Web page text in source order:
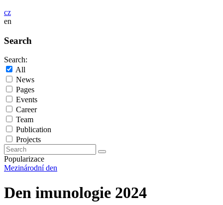
cz
en
Search
Search:
All
News
Pages
Events
Career
Team
Publication
Projects
Popularizace
Mezinárodní den
Den imunologie 2024